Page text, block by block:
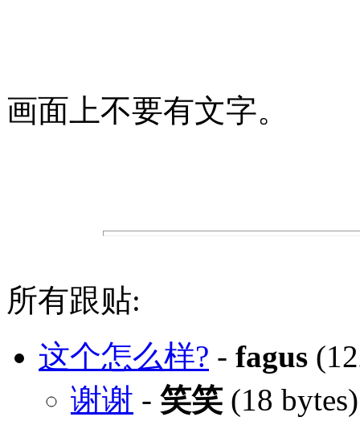
画面上不要有文字。
所有跟贴:
这个怎么样? - fagus
谢谢 - 笑笑 (18